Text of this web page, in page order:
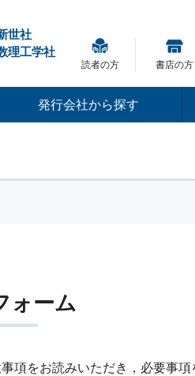
世社
理工学社
読者の方 書店の方
発行会社から探す
ォーム
項をお読みいただき，必要事項